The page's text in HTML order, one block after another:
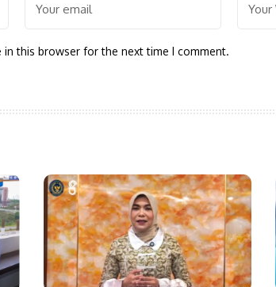
in this browser for the next time I comment.